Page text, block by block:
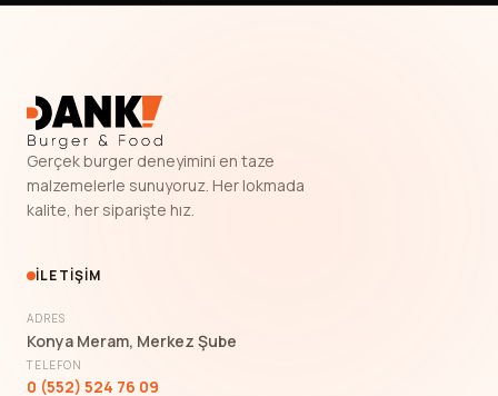
Gerçek burger deneyimini en taze
malzemelerle sunuyoruz. Her lokmada
kalite, her siparişte hız.
İLETIŞIM
ADRES
Konya Meram, Merkez Şube
TELEFON
0 (552) 524 76 09